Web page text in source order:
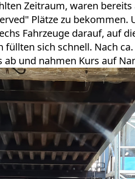
Zeitraum, waren
Plätze zu
Fahrzeuge darauf, auf
sich schnell. Nach
und nahmen Kurs auf